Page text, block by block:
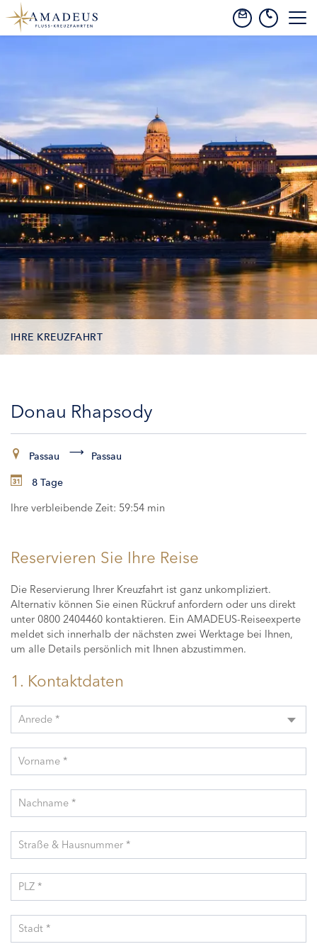
IHRE KREUZFAHRT
KABINEN
Donau Rhapsody
Passau Passau
8 Tage
Ihre verbleibende Zeit: 59:53 min
Reservieren Sie Ihre Reise
Die Reservierung Ihrer Kreuzfahrt ist ganz unkompliziert.
Alternativ können Sie einen Rückruf anfordern oder uns direkt
unter 0800 2404460 kontaktieren. Ein AMADEUS-Reiseexperte
meldet sich innerhalb der nächsten zwei Werktage bei Ihnen,
um alle Details persönlich mit Ihnen abzustimmen.
1. Kontaktdaten
Anrede *
Vorname *
Nachname *
Straße & Hausnummer *
PLZ *
Stadt *